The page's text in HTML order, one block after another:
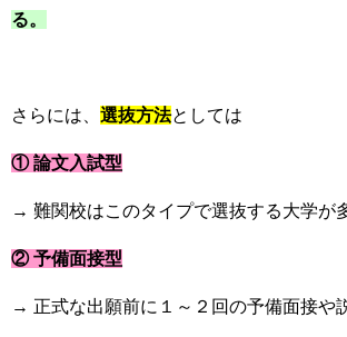
る。
さらには、 選抜方法としては
① 論文入試型
→ 難関校はこのタイプで選抜する大学が
② 予備面接型
→ 正式な出願前に１～２回の予備面接や